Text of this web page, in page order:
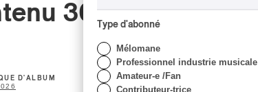
360
D'ALBUM
Type d'abonné
Mélomane
Professionnel industrie musicale
Amateur-e /Fan
Contributeur-trice